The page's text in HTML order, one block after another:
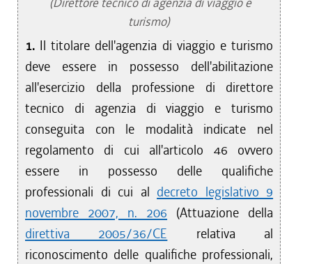
turismo)
1. Il titolare dell'agenzia di viaggio e turismo
deve essere in possesso dell'abilitazione
all'esercizio della professione di direttore
tecnico di agenzia di viaggio e turismo
conseguita con le modalità indicate nel
regolamento di cui all'articolo 46 ovvero
essere in possesso delle qualifiche
professionali di cui al decreto legislativo 9
novembre 2007, n. 206 (Attuazione della
direttiva 2005/36/CE relativa al
riconoscimento delle qualifiche professionali,